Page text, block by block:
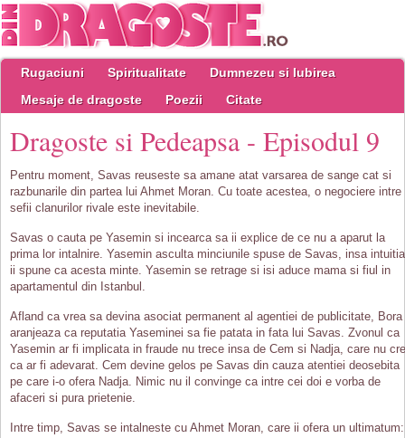
Rugaciuni Spiritualitate
Dumnezeu si Iubirea
Mesaje de dragoste
Poezii Citate
Dragoste si Pedeapsa - Episodul 9
Pentru moment, Savas reuseste sa amane atat varsarea de sange cat si
razbunarile din partea lui Ahmet Moran. Cu toate acestea, o negociere intre
sefii clanurilor rivale este inevitabile.
Savas o cauta pe Yasemin si incearca sa ii explice de ce nu a aparut la
prima lor intalnire. Yasemin asculta minciunile spuse de Savas, insa intuitia
ii spune ca acesta minte. Yasemin se retrage si isi aduce mama si fiul in
apartamentul din Istanbul.
Afland ca vrea sa devina asociat permanent al agentiei de publicitate, Bora
aranjeaza ca reputatia Yaseminei sa fie patata in fata lui Savas. Zvonul ca
Yasemin ar fi implicata in fraude nu trece insa de Cem si Nadja, care nu
ca ar fi adevarat. Cem devine gelos pe Savas din cauza atentiei deosebita
pe care i-o ofera Nadja. Nimic nu il convinge ca intre cei doi e vorba de
afaceri si pura prietenie.
Intre timp, Savas se intalneste cu Ahmet Moran, care ii ofera un ultimatum: